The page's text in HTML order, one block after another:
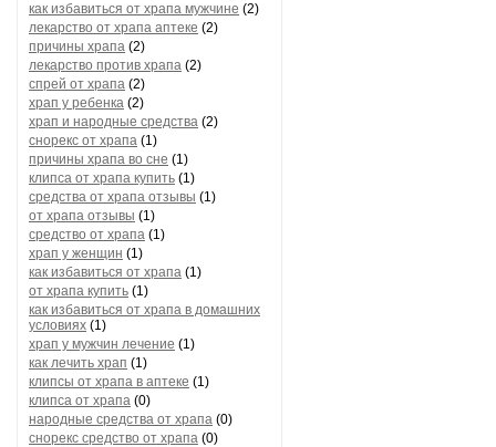
как избавиться от храпа мужчине (2)
лекарство от храпа аптеке (2)
причины храпа (2)
лекарство против храпа (2)
спрей от храпа (2)
храп у ребенка (2)
храп и народные средства (2)
снорекс от храпа (1)
причины храпа во сне (1)
клипса от храпа купить (1)
средства от храпа отзывы (1)
от храпа отзывы (1)
средство от храпа (1)
храп у женщин (1)
как избавиться от храпа (1)
от храпа купить (1)
как избавиться от храпа в домашних
условиях (1)
храп у мужчин лечение (1)
как лечить храп (1)
клипсы от храпа в аптеке (1)
клипса от храпа (0)
народные средства от храпа (0)
снорекс средство от храпа (0)